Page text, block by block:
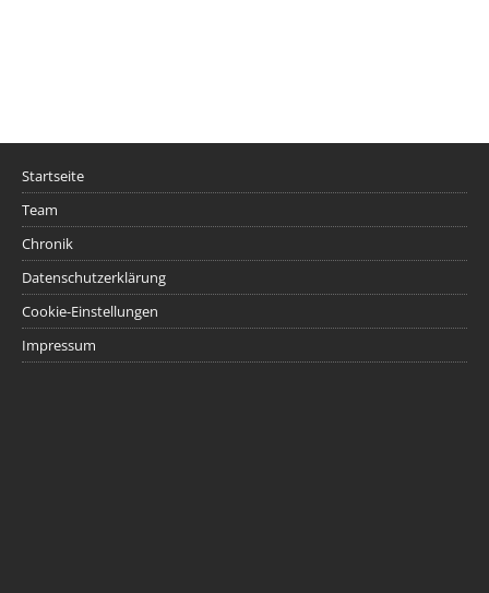
Startseite
Team
Chronik
Datenschutzerklärung
Cookie-Einstellungen
Impressum